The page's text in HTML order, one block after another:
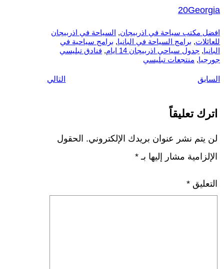
20Georgia
افضل مكتب سياحة في اذربيجان, السياحة في اذربيجان
للعائلات, برامج السياحة في البانيا, برامج سياحية في
البانيا, جدول سياحي اذربيجان 14 ايام , فنادق تبليسي
جورجيا, منتجعات تبليسي
السابق التالي
اترك تعليقاً
لن يتم نشر عنوان بريدك الإلكتروني. الحقول
الإلزامية مشار إليها بـ *
التعليق *